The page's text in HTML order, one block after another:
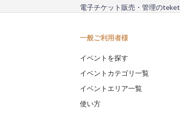
電子チケット販売・管理のteket
一般ご利用者様
イベントを探す
イベントカテゴリ一覧
イベントエリア一覧
使い方